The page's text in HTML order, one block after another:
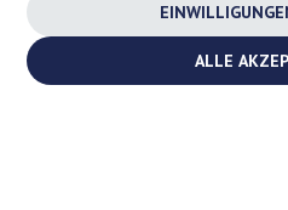
ALLE